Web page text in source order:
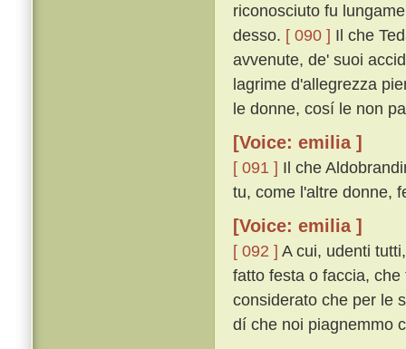
riconosciuto fu
desso. [ 090 ] Il che
avvenute, de' suoi
lagrime d'allegrezza
le donne, cosí le non
[Voice: emilia ]
[ 091 ] Il che
tu, come l'altre donne,
[Voice: emilia ]
[ 092 ] A cui, udenti
fatto festa o faccia,
considerato che per le
dí che noi piagnemmo